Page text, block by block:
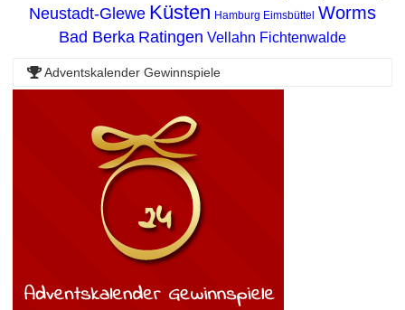
Neustadt-Glewe Küsten Hamburg Eimsbüttel Worms
Bad Berka Ratingen Vellahn Fichtenwalde
Adventskalender Gewinnspiele